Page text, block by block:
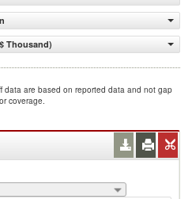
Thousand)
data are based on reported data and not gap
coverage.